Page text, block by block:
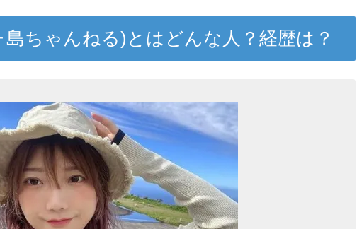
ちゃんねる)とはどんな人？経歴は？